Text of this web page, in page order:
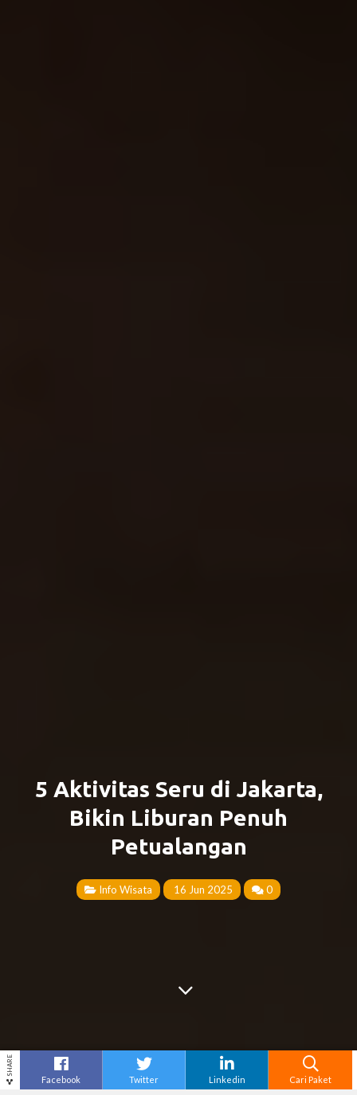
SHARE
Facebook Twitter Linkedin Cari Paket
5 Aktivitas Seru di Jakarta,
Bikin Liburan Penuh
Petualangan
Info Wisata 16 Jun 2025 0